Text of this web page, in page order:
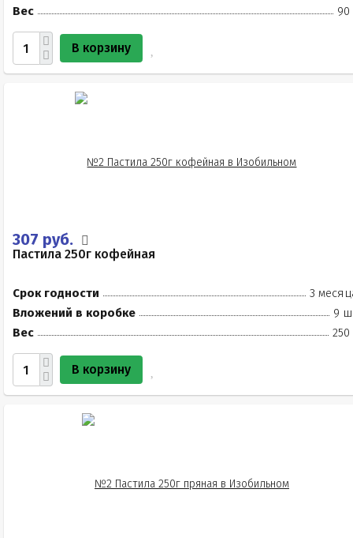
Вес
90
В корзину
307 руб.
Пастила 250г кофейная
Срок годности
3
Вложений в коробке
9
Вес
250
В корзину